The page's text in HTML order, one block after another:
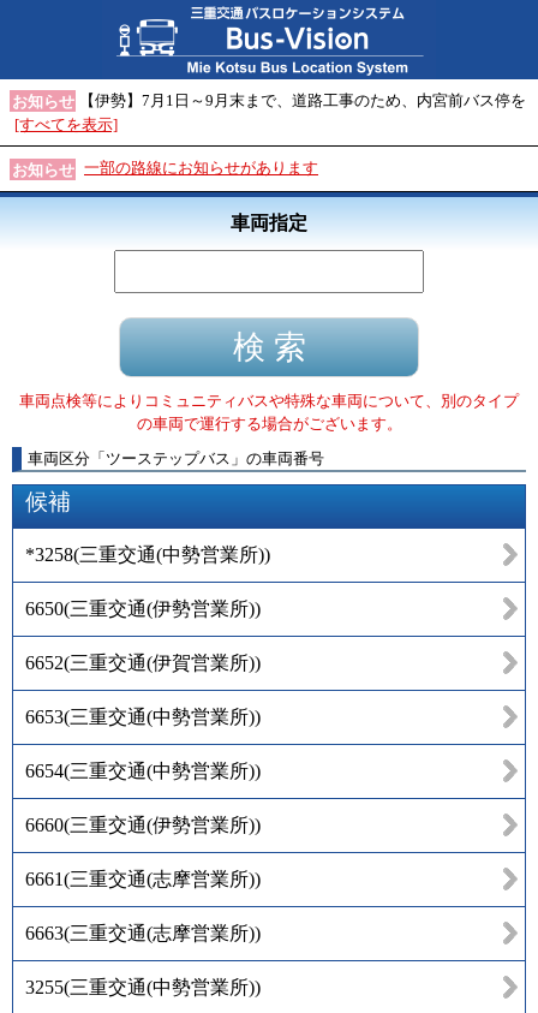
お知らせ
【伊勢】7月1日～9月末まで、道路工事のため、内宮前バス停を
[すべてを表示]
お知らせ 一部の路線にお知らせがあります
車両指定
車両点検等によりコミュニティバスや特殊な車両について、別のタイプ
の車両で運行する場合がございます。
車両区分 「 ツーステップバス 」 の車両番号
候補
*3258(三重交通(中勢営業所))
6650(三重交通(伊勢営業所))
6652(三重交通(伊賀営業所))
6653(三重交通(中勢営業所))
6654(三重交通(中勢営業所))
6660(三重交通(伊勢営業所))
6661(三重交通(志摩営業所))
6663(三重交通(志摩営業所))
3255(三重交通(中勢営業所))